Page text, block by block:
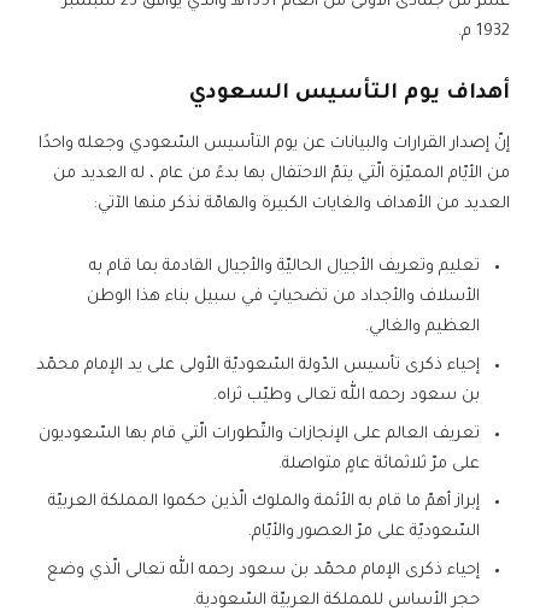
1932 م.
أهداف يوم التأسيس السعودي
إنّ إصدار القرارات والبيانات عن يوم التأسيس السّعودي وجعله واحدًا
من الأيّام المميّزة الّتي يتمّ الاحتفال بها بدءً من عام ، له العديد من
العديد من الأهداف والغايات الكبيرة والهامّة نذكر منها الآتي:
تعليم وتعريف الأجيال الحاليّة والأجيال القادمة بما قام به
الأسلاف والأجداد من تضحياتٍ في سبيل بناء هذا الوطن
العظيم والغالي.
إحياء ذكرى تأسيس الدّولة السّعوديّة الأولى على يد الإمام محمّد
بن سعود رحمه الله تعالى وطيّب ثراه.
تعريف العالم على الإنجازات والتّطورات الّتي قام بها السّعوديون
على مرّ ثلاثمائة عامٍ متواصلة.
إبراز أهمّ ما قام به الأئمة والملوك الّذين حكموا المملكة العربيّة
السّعوديّة على مرّ العصور والأيّام.
إحياء ذكرى الإمام محمّد بن سعود رحمه الله تعالى الّذي وضع
حجر الأساس للمملكة العربيّة السّعودية.